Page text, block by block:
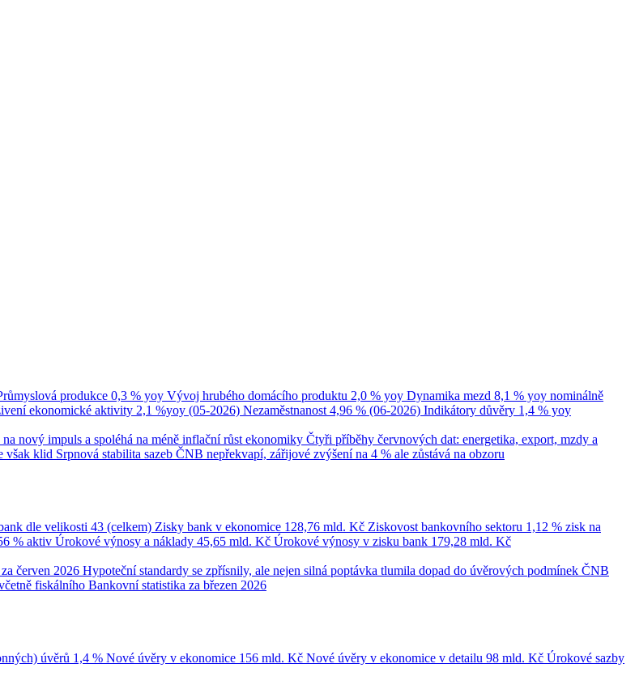
produkce 0,3 % yoy Vývoj hrubého domácího produktu 2,0 % yoy Dynamika mezd 8,1 % yoy nominálně
ekonomické aktivity 2,1 %yoy (05-2026) Nezaměstnanost 4,96 % (06-2026) Indikátory důvěry 1,4 % yoy
nový impuls a spoléhá na méně inflační růst ekonomiky Čtyři příběhy červnových dat: energetika, export, mzdy a
však klid Srpnová stabilita sazeb ČNB nepřekvapí, zářijové zvýšení na 4 % ale zůstává na obzoru
dle velikosti 43 (celkem) Zisky bank v ekonomice 128,76 mld. Kč Ziskovost bankovního sektoru 1,12 % zisk na
% aktiv Úrokové výnosy a náklady 45,65 mld. Kč Úrokové výnosy v zisku bank 179,28 mld. Kč
červen 2026 Hypoteční standardy se zpřísnily, ale nejen silná poptávka tlumila dopad do úvěrových podmínek ČNB
fiskálního Bankovní statistika za březen 2026
úvěrů 1,4 % Nové úvěry v ekonomice 156 mld. Kč Nové úvěry v ekonomice v detailu 98 mld. Kč Úrokové sazby